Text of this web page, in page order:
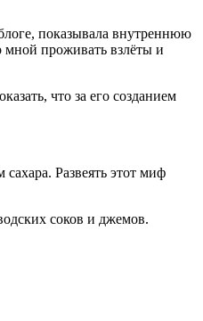
показывала внутреннюю
мной проживать взлёты и
что за его созданием
Развеять этот миф
соков и джемов.